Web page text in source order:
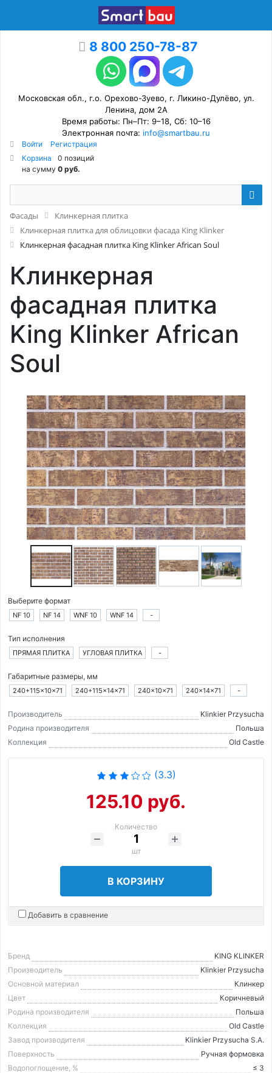
8 800 250-78-87
Московская обл., г.о. Орехово-Зуево, г. Ликино-Дулёво, ул.
Ленина, дом 2А
Время работы: Пн–Пт: 9–18, Сб: 10–16
Электронная почта: info@smartbau.ru
Войти
Регистрация
Корзина
0 позиций
на сумму 0 руб.
Фасады
Клинкерная плитка
Клинкерная плитка для облицовки фасада King Klinker
Клинкерная фасадная плитка King Klinker African Soul
Клинкерная
фасадная плитка
King Klinker African
Soul
Выберите формат
NF 10 NF 14 WNF 10 WNF 14 -
Тип исполнения
ПРЯМАЯ ПЛИТКА УГЛОВАЯ ПЛИТКА -
Габаритные размеры, мм
240+115×10×71 240+115×14×71 240×10×71 240×14×71 -
Производитель
Klinkier Przysucha
Родина производителя
Польша
Коллекция
Old Castle
(3.3)
125.10 руб.
Количество
шт
В КОРЗИНУ
Добавить в сравнение
Бренд
KING KLINKER
Производитель
Klinkier Przysucha
Основной материал
Клинкер
Цвет
Коричневый
Родина производителя
Польша
Коллекция
Old Castle
Завод производителя
Klinkier Przysucha S.A.
Поверхность
Ручная формовка
Водопоглощение, %
≤ 3